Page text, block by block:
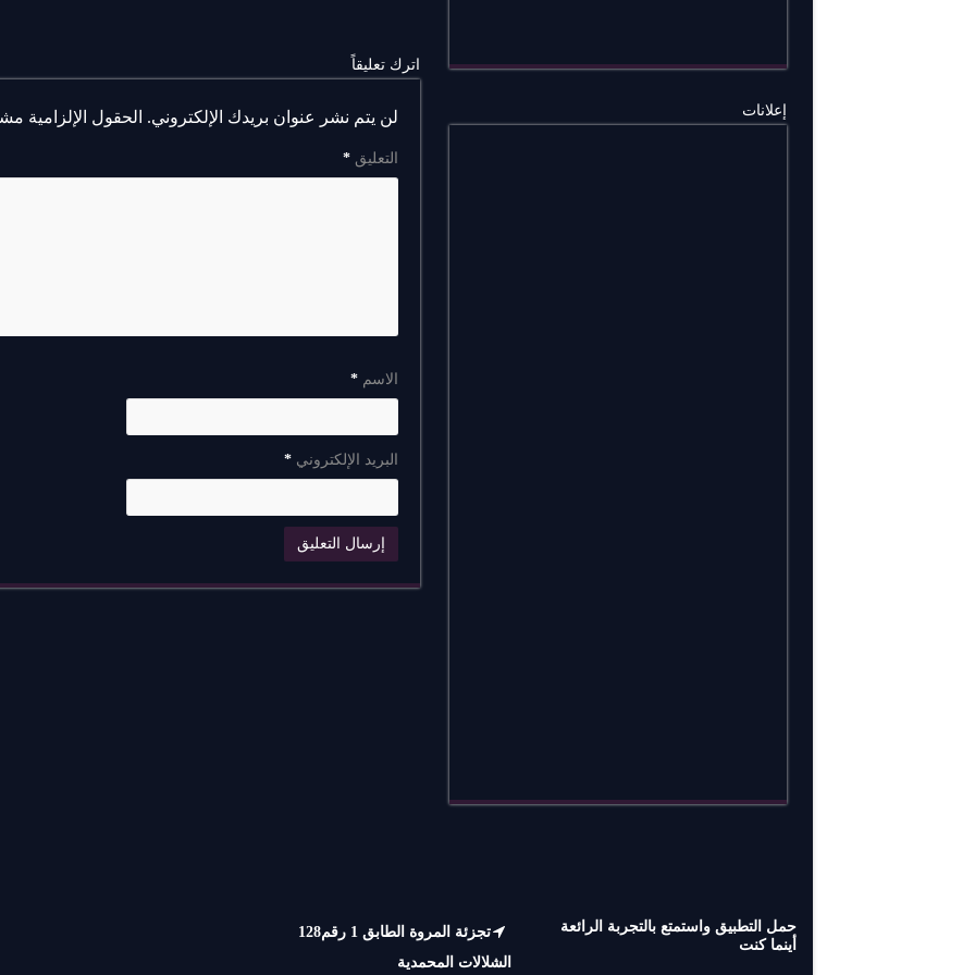
اترك تعليقاً
لن يتم نشر عنوان بريدك الإلكتروني. الحقول الإلزامية
التعليق*
الاسم*
البريد الإلكتروني*
إعلانات
حمل التطبيق واستمتع بالتجربة الرائعة
أينما كنت
تجزئة المروة الطابق 1 رقم128
الشلالات المحمدية